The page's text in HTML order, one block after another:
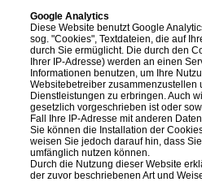
Google Analytics
Diese Website benutzt Google
sog. "Cookies", Textdateien, die auf
durch Sie ermüglicht. Die durch den
Ihrer IP-Adresse) werden an einen
Informationen benutzen, um Ihre
Websitebetreiber zusammenzustellen
Dienstleistungen zu erbringen. Auch
gesetzlich vorgeschrieben ist oder
Fall Ihre IP-Adresse mit anderen
Sie können die Installation der
weisen Sie jedoch darauf hin, dass
umfänglich nutzen können.
Durch die Nutzung dieser Website
der zuvor beschriebenen Art und